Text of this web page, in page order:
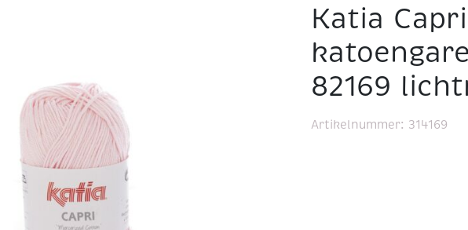
Katia Capri gemerceriseerd katoengaren, 50 gram, 82169 lichtroze
Katia
82169
Artikelnummer: 314169